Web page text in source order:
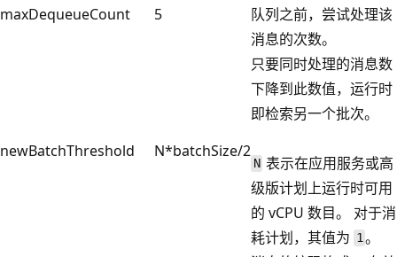
maxDequeueCount 5
队列之前，尝试处理该
消息的次数。
newBatchThreshold N*batchSize/2
只要同时处理的消息数
下降到此数值，运行时
即检索另一个批次。
N 表示在应用服务或高
级版计划上运行时可用
的 vCPU 数目。 对于消
耗计划，其值为 1。